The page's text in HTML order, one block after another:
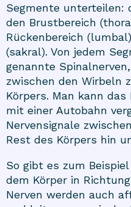
Segmente unterteilen:
den Brustbereich
Rückenbereich
(sakral). Von jedem
genannte
zwischen den Wirbeln
Körpers. Man kann
mit einer Autobahn
Nervensignale
Rest des Körpers hin
So gibt es zum
dem Körper in
Nerven werden auch